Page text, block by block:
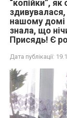
“копійки”,
здивувалася,
нашому домі
знала, що
Присядь! Є
Дата публікації: